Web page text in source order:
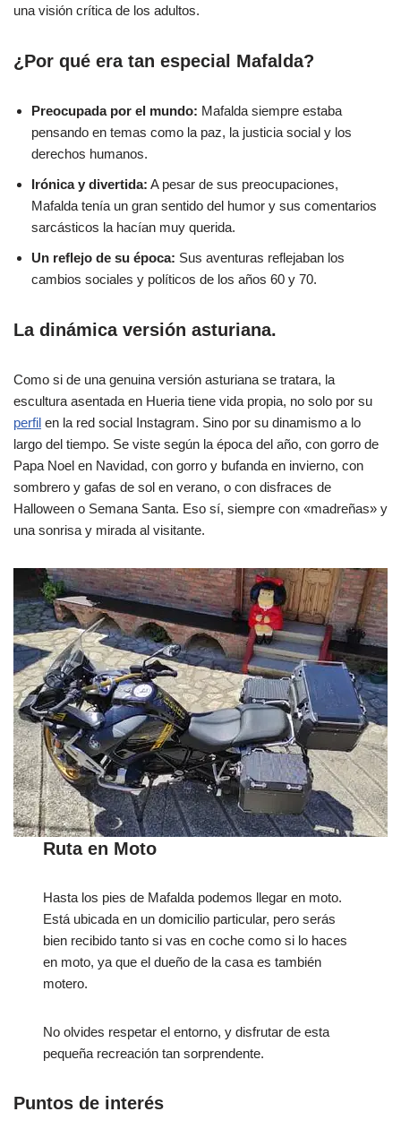
una visión crítica de los adultos.
¿Por qué era tan especial Mafalda?
Preocupada por el mundo: Mafalda siempre estaba
pensando en temas como la paz, la justicia social y los
derechos humanos.
Irónica y divertida: A pesar de sus preocupaciones,
Mafalda tenía un gran sentido del humor y sus comentarios
sarcásticos la hacían muy querida.
Un reflejo de su época: Sus aventuras reflejaban los
cambios sociales y políticos de los años 60 y 70.
La dinámica versión asturiana.
Como si de una genuina versión asturiana se tratara, la
escultura asentada en Hueria tiene vida propia, no solo por su
perfil en la red social Instagram. Sino por su dinamismo a lo
largo del tiempo. Se viste según la época del año, con gorro de
Papa Noel en Navidad, con gorro y bufanda en invierno, con
sombrero y gafas de sol en verano, o con disfraces de
Halloween o Semana Santa. Eso sí, siempre con «madreñas» y
una sonrisa y mirada al visitante.
Ruta en Moto
Hasta los pies de Mafalda podemos llegar en moto.
Está ubicada en un domicilio particular, pero serás
bien recibido tanto si vas en coche como si lo haces
en moto, ya que el dueño de la casa es también
motero.
No olvides respetar el entorno, y disfrutar de esta
pequeña recreación tan sorprendente.
Puntos de interés